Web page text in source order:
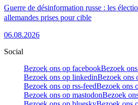
Guerre de désinformation russe : les
allemandes prises pour cible
06.08.2026
Social
Bezoek ons op facebookBezoek
Bezoek ons op linkedinBezoek ons
Bezoek ons op rss-feedBezoek ons
Bezoek ons op mastodonBezoek